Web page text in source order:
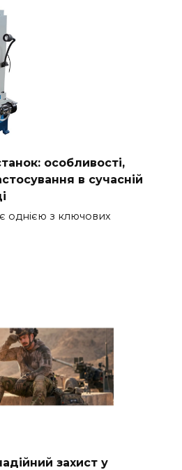
особливості,
в сучасній
однією з ключових
захист у